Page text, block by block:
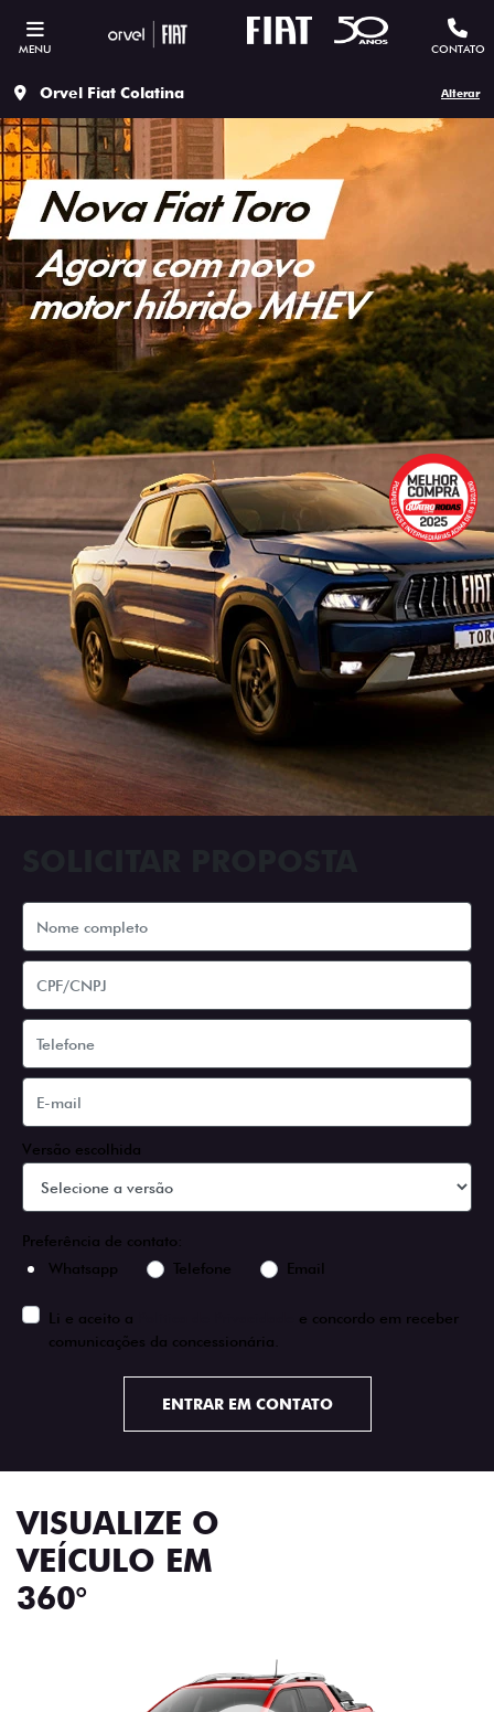
MENU CONTATO
Orvel Fiat Colatina Alterar
Versão escolhida
Preferência de contato:
Whatsapp
Telefone Email
Li e aceito a
e concordo em receber
comunicações da concessionária.
ENTRAR EM CONTATO
VISUALIZE O
VEÍCULO EM
360°